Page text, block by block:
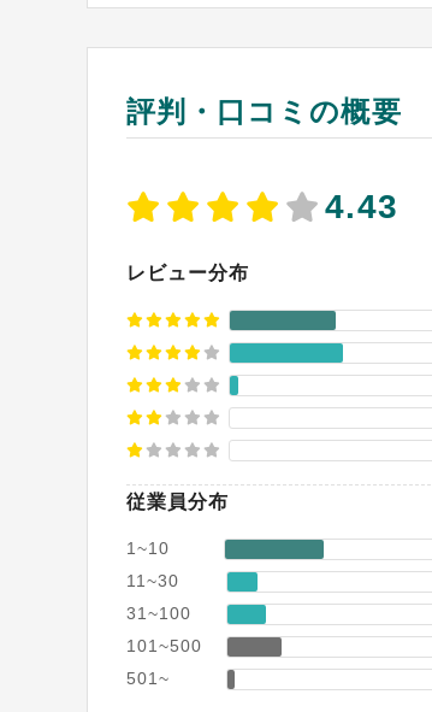
評判・口コミの概要
4.43
レビュー分布
従業員分布
1~10
11~30
31~100
101~500
501~